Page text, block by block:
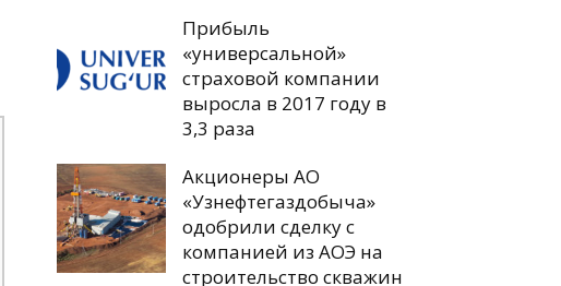
Прибыль
«универсальной»
страховой компании
выросла в 2017 году в
3,3 раза
Акционеры АО
«Узнефтегаздобыча»
одобрили сделку с
компанией из АОЭ на
строительство скважин